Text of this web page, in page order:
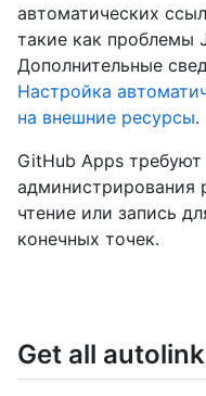
автоматических
такие как проблемы
Дополнительные
Настройка
на внешние ресурсы.
GitHub Apps
администрирования
чтение или запись
конечных точек.
Get all